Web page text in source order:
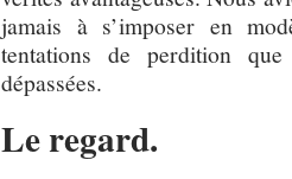
jamais à s’imposer en
tentations de perdition
dépassées.
Le regard.